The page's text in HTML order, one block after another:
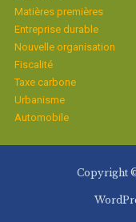
Matières premières
Entreprise durable
Nouvelle organisation
Fiscalité
Taxe carbone
Urbanisme
Automobile
Copyright